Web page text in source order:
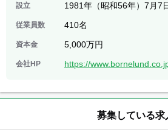
設立 1981年（昭和56年）7月7
従業員数 410名
資本金 5,000万円
会社HP https://
募集している求